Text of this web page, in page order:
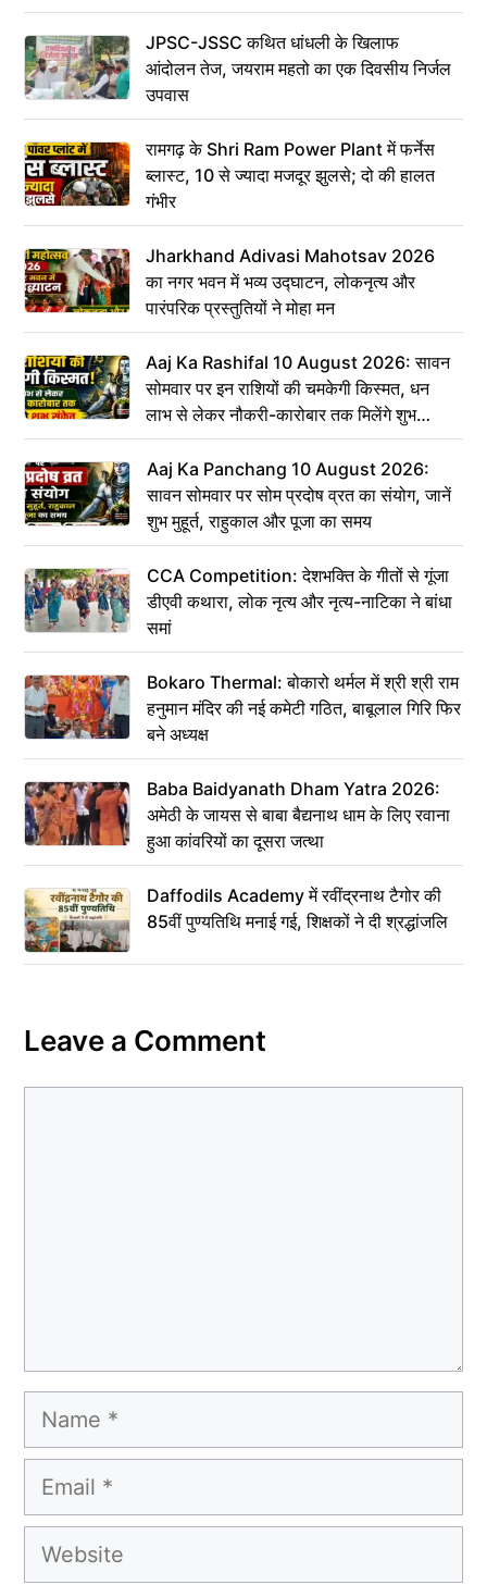
JPSC-JSSC कथित धांधली के खिलाफ
आंदोलन तेज, जयराम महतो का एक दिवसीय निर्जल
उपवास
रामगढ़ के Shri Ram Power Plant में फर्नेस
ब्लास्ट, 10 से ज्यादा मजदूर झुलसे; दो की हालत
गंभीर
Jharkhand Adivasi Mahotsav 2026
का नगर भवन में भव्य उद्घाटन, लोकनृत्य और
पारंपरिक प्रस्तुतियों ने मोहा मन
Aaj Ka Rashifal 10 August 2026: सावन
सोमवार पर इन राशियों की चमकेगी किस्मत, धन
लाभ से लेकर नौकरी-कारोबार तक मिलेंगे शुभ
संकेत
Aaj Ka Panchang 10 August 2026:
सावन सोमवार पर सोम प्रदोष व्रत का संयोग, जानें
शुभ मुहूर्त, राहुकाल और पूजा का समय
CCA Competition: देशभक्ति के गीतों से गूंजा
डीएवी कथारा, लोक नृत्य और नृत्य-नाटिका ने बांधा
समां
Bokaro Thermal: बोकारो थर्मल में श्री श्री राम
हनुमान मंदिर की नई कमेटी गठित, बाबूलाल गिरि फिर
बने अध्यक्ष
Baba Baidyanath Dham Yatra 2026:
अमेठी के जायस से बाबा बैद्यनाथ धाम के लिए रवाना
हुआ कांवरियों का दूसरा जत्था
Daffodils Academy में रवींद्रनाथ टैगोर की
85वीं पुण्यतिथि मनाई गई, शिक्षकों ने दी श्रद्धांजलि
Leave a Comment
Name
Email
Website